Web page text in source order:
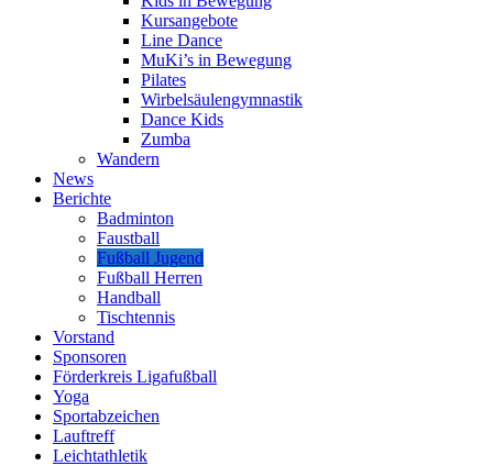
Kursangebote
Line Dance
MuKi’s in Bewegung
Pilates
Wirbelsäulengymnastik
Dance Kids
Zumba
Wandern
News
Berichte
Badminton
Faustball
Fußball Jugend
Fußball Herren
Handball
Tischtennis
Vorstand
Sponsoren
Förderkreis Ligafußball
Yoga
Sportabzeichen
Lauftreff
Leichtathletik